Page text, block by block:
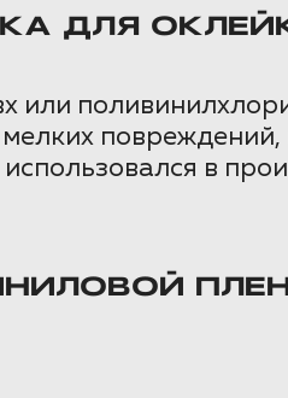
ДЛЯ
или
в